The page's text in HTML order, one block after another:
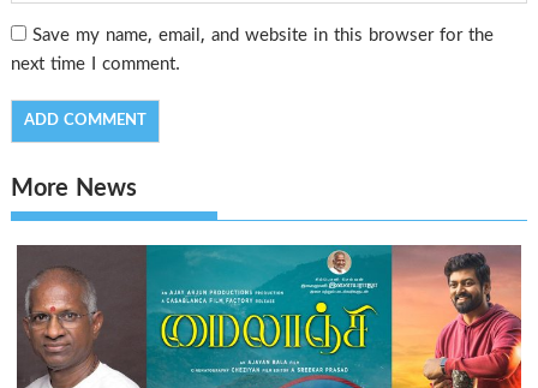
Save my name, email, and website in this browser for the
next time I comment.
More News